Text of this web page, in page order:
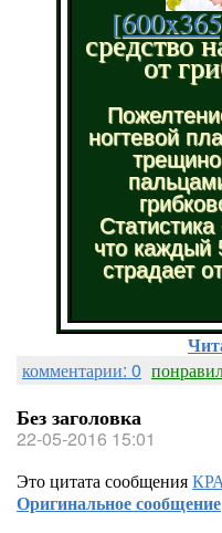
средство
от
ногтевой
Статистика
что каждый
страдает
комментарии: 0
Без заголовка
22-05-2016 15:01
Это цитата сообщения
Оригинальное сообщение